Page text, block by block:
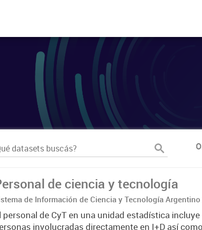
de ciencia y tecnología
de Información de Ciencia y Tecnología Argentino
personal de CyT en una unidad estadística
involucradas directamente en I+D así